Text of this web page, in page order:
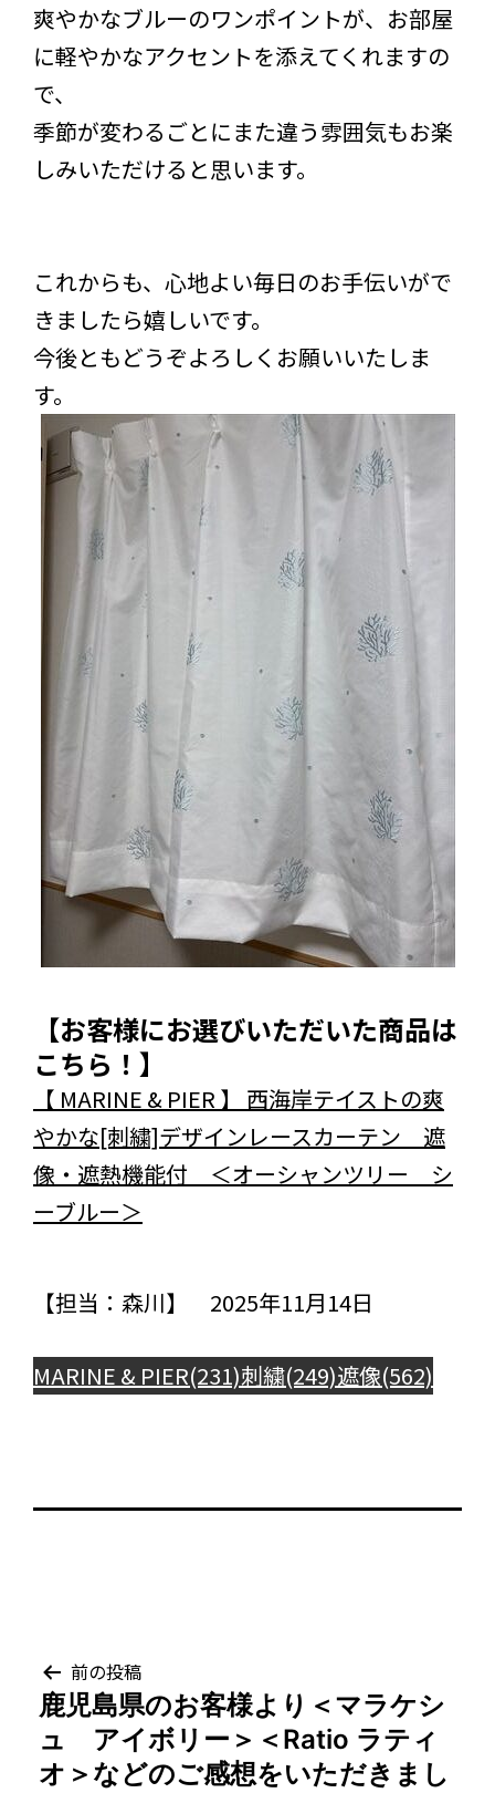
爽やかなブルーのワンポイントが、お部屋
に軽やかなアクセントを添えてくれますの
で、
季節が変わるごとにまた違う雰囲気もお楽
しみいただけると思います。
これからも、心地よい毎日のお手伝いがで
きましたら嬉しいです。
今後ともどうぞよろしくお願いいたしま
す。
【お客様にお選びいただいた商品は
こちら！】
【 MARINE & PIER 】 西海岸テイストの爽
やかな[刺繍]デザインレースカーテン 遮
像・遮熱機能付 ＜オーシャンツリー シ
ーブルー＞
【担当：森川】 2025年11月14日
MARINE & PIER(231)刺繍(249)遮像(562)
投
稿
ナ
前の投稿
鹿児島県のお客様より＜マラケシ
ュ アイボリー＞＜Ratio ラティ
オ＞などのご感想をいただきまし